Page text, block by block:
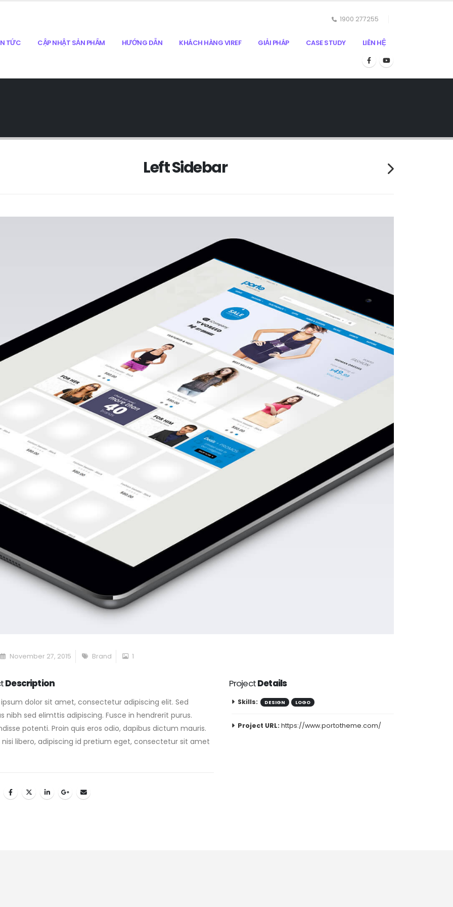
1900 277255
TỨC CẬP NHẬT SẢN PHẨM HƯỚNG DẪN KHÁCH HÀNG VIREF GIẢI PHÁP CASE STUDY LIÊN HỆ
Left Sidebar
November 27, 2015 Brand 1
Description
dolor sit amet, consectetur adipiscing elit. Sed
nibh sed elimttis adipiscing. Fusce in hendrerit purus.
potenti. Proin quis eros odio, dapibus dictum mauris.
nisi libero, adipiscing id pretium eget, consectetur sit amet
ProjectDetails
Skills: DESIGN LOGO
Project URL: https://www.portotheme.com/